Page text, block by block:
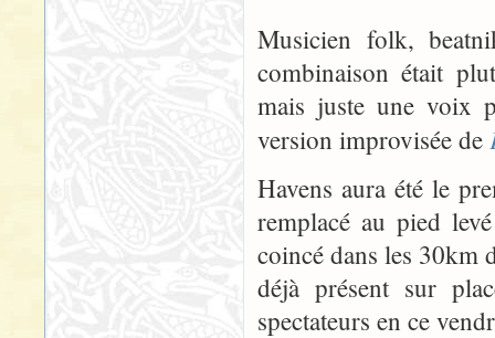
Musicien folk,
combinaison était
mais juste une voix
version improvisée de
Havens aura été le
remplacé au pied
coincé dans les 30km
déjà présent sur
spectateurs en ce